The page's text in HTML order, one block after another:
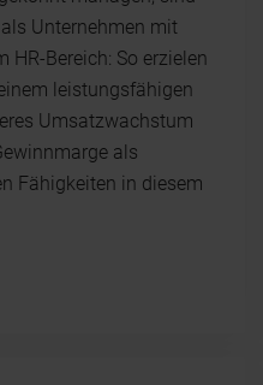
Unternehmen mit
HR-Bereich: So erzielen
leistungsfähigen
Umsatzwachstum
als
Fähigkeiten in diesem